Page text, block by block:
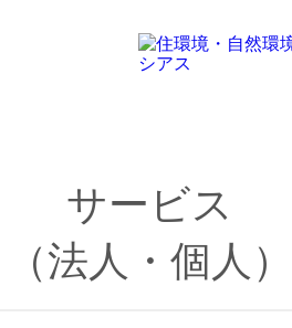
サービス
（法人・個人）